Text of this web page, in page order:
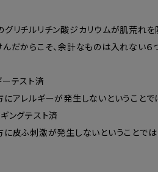
リチルリチン酸ジカリウムが肌荒れを
だからこそ、余計なものは入れない６
テスト済
アレルギーが発生しないということで
ングテスト済
皮ふ刺激が発生しないということでは